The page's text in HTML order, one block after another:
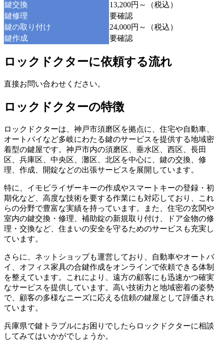
鍵交換
13,200円～（税込）
鍵修理
要確認
鍵の取り付け
24,000円～（税込）
鍵作成
要確認
ロックドクターに依頼する流れ
直接お問い合わせください。
ロックドクターの特徴
ロックドクターは、神戸市須磨区を拠点に、住宅や自動車、
オートバイなど多岐にわたる鍵のサービスを提供する地域密
着型の鍵屋です。神戸市内の須磨区、垂水区、西区、長田
区、兵庫区、中央区、灘区、北区を中心に、鍵の交換、修
理、作成、開錠などの出張サービスを展開しています。
特に、イモビライザーキーの作成やスマートキーの登録・初
期化など、高度な技術を要する作業にも対応しており、これ
らの分野で豊富な実績を持っています。また、住宅の玄関や
室内の鍵交換・修理、補助錠の新規取り付け、ドア金物の修
理・交換など、住まいの安全を守るためのサービスも充実し
ています。
さらに、ネットショップも運営しており、自動車やオートバ
イ、オフィス家具の合鍵作成をオンラインで依頼できる体制
を整えています。これにより、遠方の顧客にも迅速かつ確実
なサービスを提供しています。高い技術力と地域密着の姿勢
で、顧客の多様なニーズに応える信頼の鍵屋として評価され
ています。
兵庫県で鍵トラブルにお困りでしたらロックドクターに相談
してみてはいかがでしょうか。